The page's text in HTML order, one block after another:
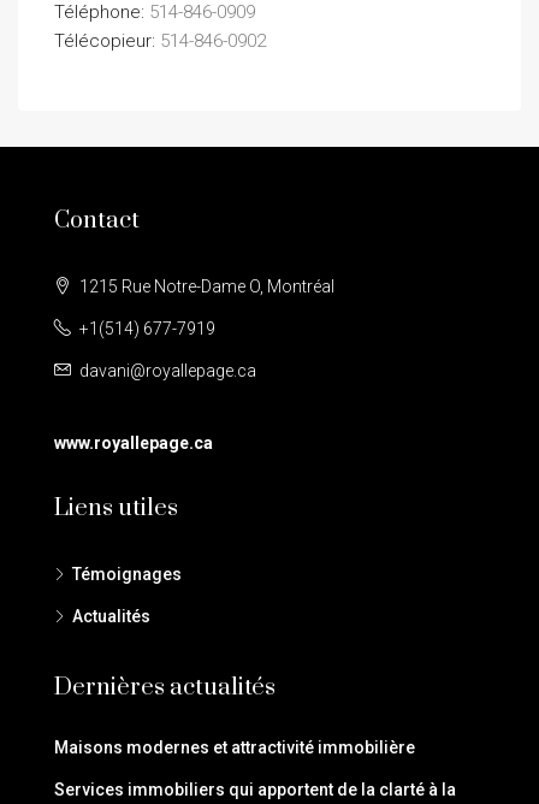
Téléphone: 514-846-0909
Télécopieur: 514-846-0902
Contact
1215 Rue Notre-Dame O, Montréal
+1(514) 677-7919
davani@royallepage.ca
www.royallepage.ca
Liens utiles
Témoignages
Actualités
Dernières actualités
Maisons modernes et attractivité immobilière
Services immobiliers qui apportent de la clarté à la